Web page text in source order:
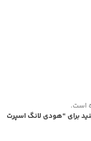
است.
برای “هودی لانگ اسپرت